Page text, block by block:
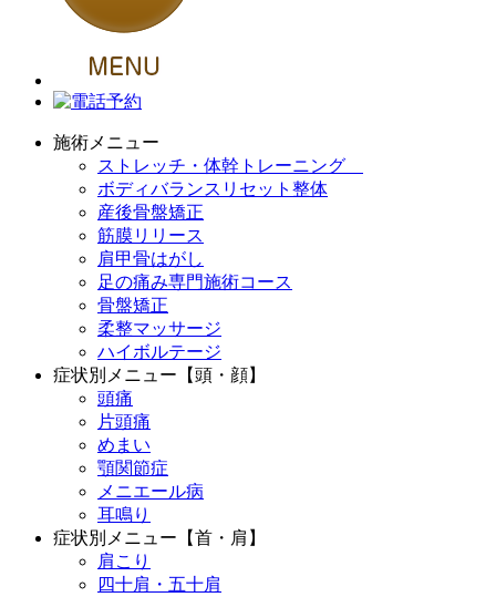
施術メニュー
ストレッチ・体幹トレーニング
ボディバランスリセット整体
産後骨盤矯正
筋膜リリース
肩甲骨はがし
足の痛み専門施術コース
骨盤矯正
柔整マッサージ
ハイボルテージ
症状別メニュー【頭・顔】
頭痛
片頭痛
めまい
顎関節症
メニエール病
耳鳴り
症状別メニュー【首・肩】
肩こり
四十肩・五十肩